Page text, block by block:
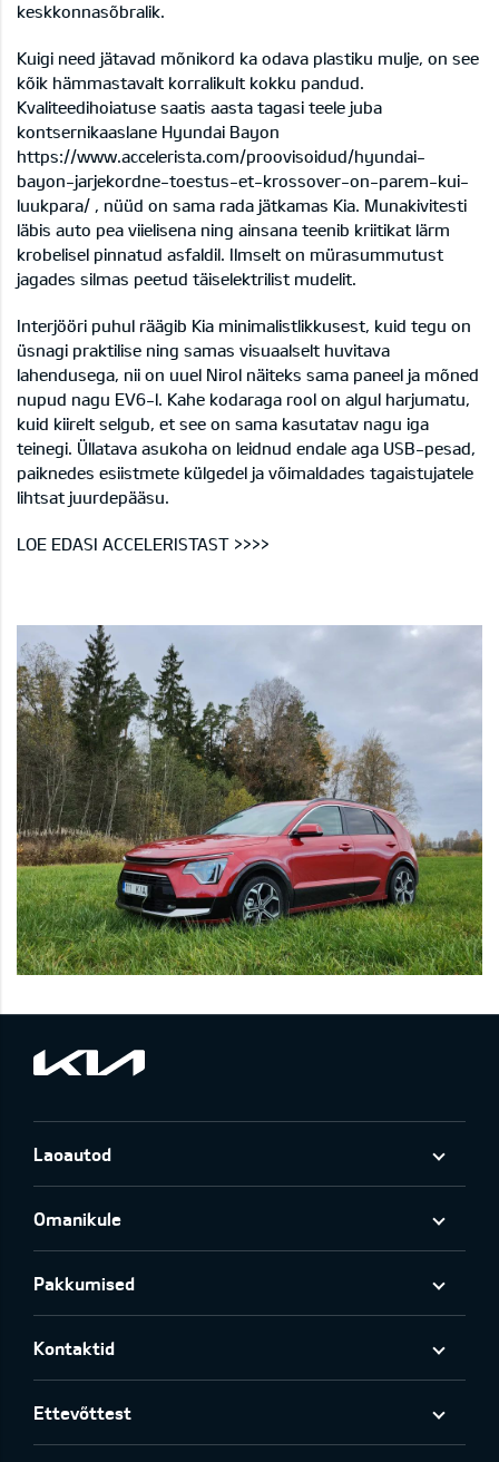
keskkonnasõbralik.
Kuigi need jätavad mõnikord ka odava plastiku mulje, on see
kõik hämmastavalt korralikult kokku pandud.
Kvaliteedihoiatuse saatis aasta tagasi teele juba
kontsernikaaslane Hyundai Bayon
https://www.accelerista.com/proovisoidud/hyundai-
bayon-jarjekordne-toestus-et-krossover-on-parem-kui-
luukpara/ , nüüd on sama rada jätkamas Kia. Munakivitesti
läbis auto pea viielisena ning ainsana teenib kriitikat lärm
krobelisel pinnatud asfaldil. Ilmselt on mürasummutust
jagades silmas peetud täiselektrilist mudelit.
Interjööri puhul räägib Kia minimalistlikkusest, kuid tegu on
üsnagi praktilise ning samas visuaalselt huvitava
lahendusega, nii on uuel Nirol näiteks sama paneel ja mõned
nupud nagu EV6-l. Kahe kodaraga rool on algul harjumatu,
kuid kiirelt selgub, et see on sama kasutatav nagu iga
teinegi. Üllatava asukoha on leidnud endale aga USB-pesad,
paiknedes esiistmete külgedel ja võimaldades tagaistujatele
lihtsat juurdepääsu.
LOE EDASI ACCELERISTAST >>>>
Laoautod
Omanikule
Pakkumised
Kontaktid
Ettevõttest